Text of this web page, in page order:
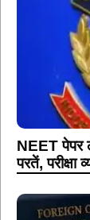
NEET पेपर
परतें,